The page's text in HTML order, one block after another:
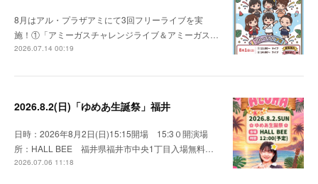
8月はアル・プラザアミにて3回フリーライブを実
施！①「アミーガスチャレンジライブ＆アミーガス…
2026.07.14 00:19
2026.8.2(日)「ゆめあ生誕祭」福井
日時：2026年8月2日(日)15:15開場 15:3０開演場
所：HALL BEE 福井県福井市中央1丁目入場無料…
2026.07.06 11:18